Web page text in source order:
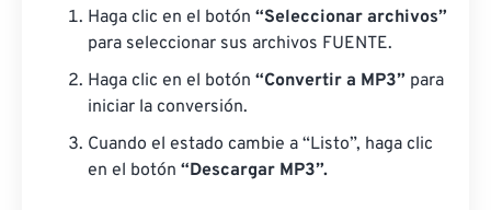
Haga clic en el botón “Seleccionar archivos”
para seleccionar sus archivos FUENTE.
Haga clic en el botón “Convertir a MP3” para
iniciar la conversión.
Cuando el estado cambie a “Listo”, haga clic
en el botón “Descargar MP3”.